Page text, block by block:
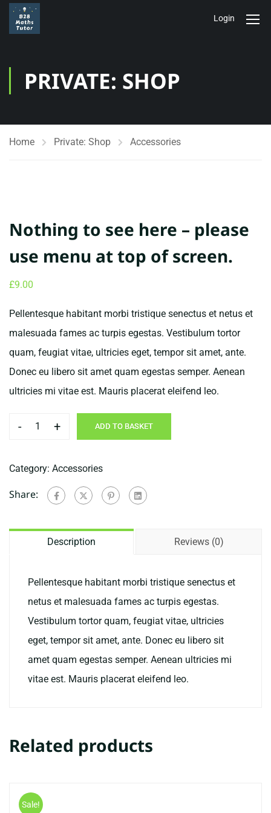
Login
PRIVATE: SHOP
Home Private: Shop Accessories
Nothing to see here – please
use menu at top of screen.
£9.00
Pellentesque habitant morbi tristique senectus et netus et
malesuada fames ac turpis egestas. Vestibulum tortor
quam, feugiat vitae, ultricies eget, tempor sit amet, ante.
Donec eu libero sit amet quam egestas semper. Aenean
ultricies mi vitae est. Mauris placerat eleifend leo.
-
see
here
please
screen.
quantity
+ ADD TO BASKET
Category: Accessories
Share:
Description Reviews (0)
Pellentesque habitant morbi tristique senectus et
netus et malesuada fames ac turpis egestas.
Vestibulum tortor quam, feugiat vitae, ultricies
eget, tempor sit amet, ante. Donec eu libero sit
amet quam egestas semper. Aenean ultricies mi
vitae est. Mauris placerat eleifend leo.
Related products
Sale!